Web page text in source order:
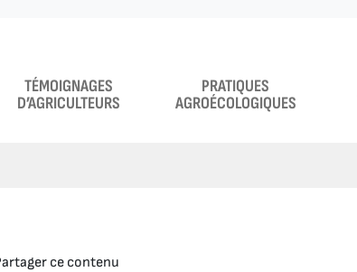
TÉMOIGNAGES
D’AGRICULTEURS
PRATIQUES
AGROÉCOLOGIQUES
ce contenu